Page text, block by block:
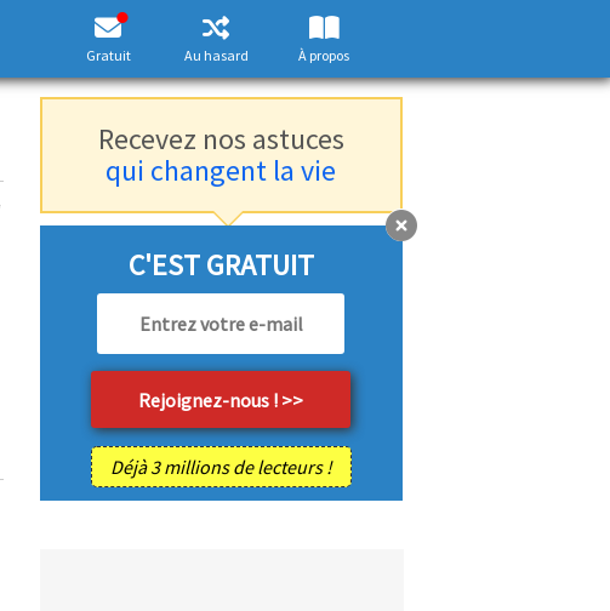
Gratuit Au hasard À propos
Recevez nos astuces
qui changent la vie
C'EST GRATUIT
Déjà 3 millions de lecteurs !